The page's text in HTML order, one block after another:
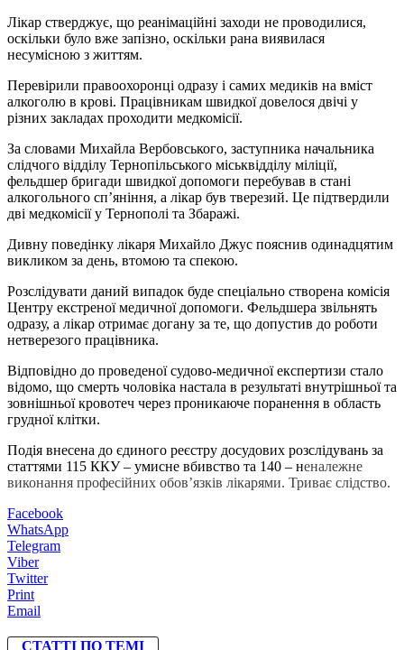
Лікар стверджує, що реанімаційні заходи не проводилися,
оскільки було вже запізно, оскільки рана виявилася
несумісною з життям.
Перевірили правоохоронці одразу і самих медиків на вміст
алкоголю в крові. Працівникам швидкої довелося двічі у
різних закладах проходити медкомісії.
За словами Михайла Вербовського, заступника начальника
слідчого відділу Тернопільського міськвідділу міліції,
фельдшер бригади швидкої допомоги перебував в стані
алкогольного сп’яніння, а лікар був тверезий. Це підтвердили
дві медкомісії у Тернополі та Збаражі.
Дивну поведінку лікаря Михайло Джус пояснив одинадцятим
викликом за день, втомою та спекою.
Розслідувати даний випадок буде спеціально створена комісія
Центру екстреної медичної допомоги. Фельдшера звільнять
одразу, а лікар отримає догану за те, що допустив до роботи
нетверезого працівника.
Відповідно до проведеної судово-медичної експертизи стало
відомо, що смерть чоловіка настала в результаті внутрішньої та
зовнішньої кровотеч через проникаюче поранення в область
грудної клітки.
Подія внесена до єдиного реєстру досудових розслідувань за
статтями 115 ККУ – умисне вбивство та 140 – неналежне
виконання професійних обов’язків лікарями. Триває слідство.
Facebook
WhatsApp
Telegram
Viber
Twitter
Print
Email
СТАТТІ ПО ТЕМІ